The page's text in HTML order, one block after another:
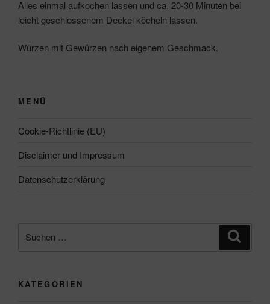
Alles einmal aufkochen lassen und ca. 20-30 Minuten bei
leicht geschlossenem Deckel köcheln lassen.
Würzen mit Gewürzen nach eigenem Geschmack.
MENÜ
Cookie-Richtlinie (EU)
Disclaimer und Impressum
Datenschutzerklärung
nach:
KATEGORIEN